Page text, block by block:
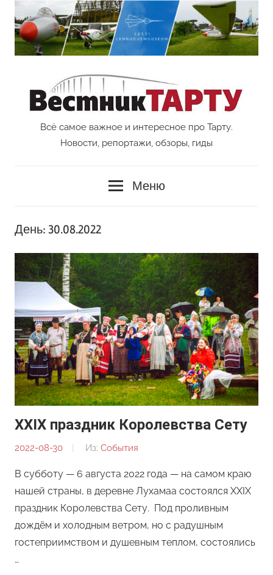
Перейти
содержимому
Vestnik
Всё самое важное и интересное про Тарту.
Новости, репортажи, обзоры, гиды
Меню
День: 30.08.2022
XXIХ праздник Королевства Сету
2022-08-30
От:
Из: События
В субботу — 6 августа 2022 года — на самом краю
нашей страны, в деревне Лухамаа состоялся XXIХ
праздник Королевства Сету. Под проливным
дождём и холодным ветром, но с радушным
гостеприимством и душевным теплом, состоялись
…